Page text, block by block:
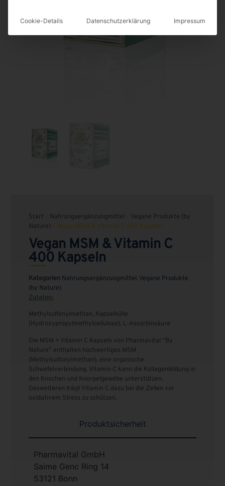
Start / Nahrungsergänzungmittel / Vegane Produkte (by
Nature) / Vegan MSM & Vitamin C 400 Kapseln
Vegan MSM & Vitamin C
400 Kapseln
Kategorien Nahrungsergänzungmittel, Vegane Produkte
(by Nature)
Zutaten:
Methylsulfonylmethan, Kapselhülle
(Hydroxypropylmethylcellulose), L-Ascorbinsäure
Die MSM + Vitamin C Kapseln von Pharmavital “By
Nature” enthalten hochwertiges MSM
(Methylsulfonylmethan), eine organische
Schwefelverbindung. Vitamin C kann die Kollagenbildung in
den Knochen und Knorpelgewebe unterstützen.
Desweiteren trägt Vitamin C dazu bei die Zellen vor
oxidativem Stress zu schützen.
Produktsicherheit
Pharmavital GmbH
Saime Genc Ring 14
53121 Bonn
Cookie-Details Datenschutzerklärung Impressum